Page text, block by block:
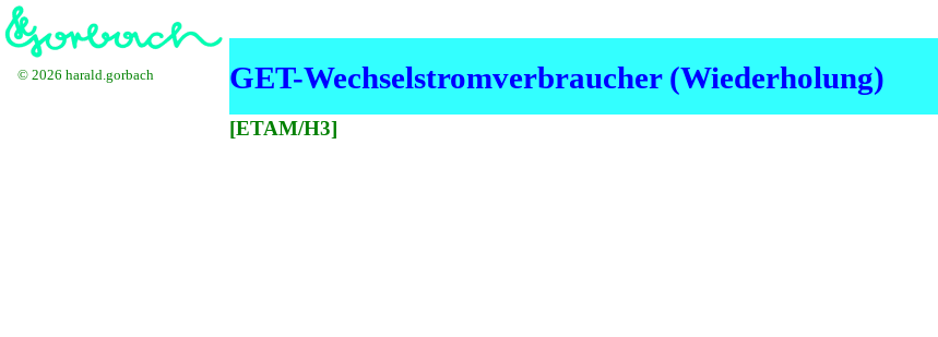
GET-Wechselstromverbraucher (Wiederholung)
[ETAM/H3]
© 2026 harald.gorbach